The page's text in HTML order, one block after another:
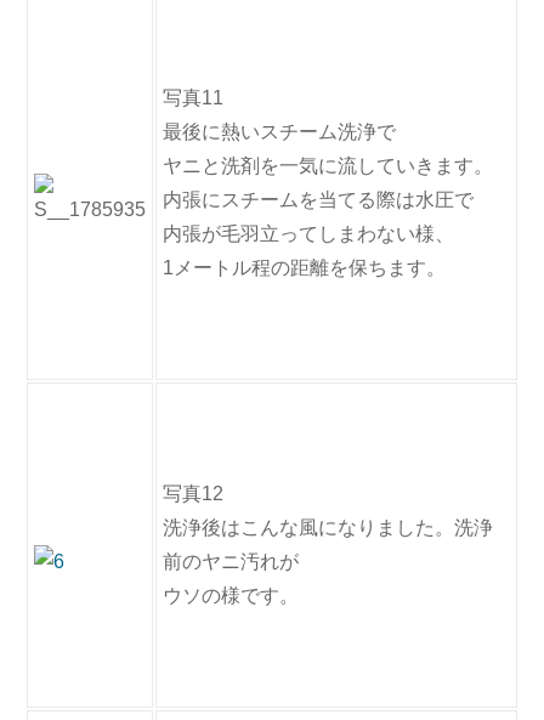
写真11
最後に熱いスチーム洗浄で
ヤニと洗剤を一気に流していきます。
内張にスチームを当てる際は水圧で
内張が毛羽立ってしまわない様、
1メートル程の距離を保ちます。
写真12
洗浄後はこんな風になりました。洗浄
前のヤニ汚れが
ウソの様です。